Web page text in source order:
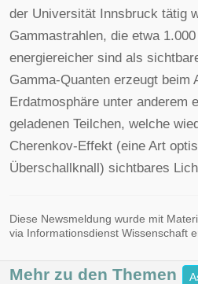
der Universität Innsbruck tätig
Gammastrahlen, die etwa
energiereicher sind als
Gamma-Quanten erzeugt beim
Erdatmosphäre unter anderem
geladenen Teilchen, welche
Cherenkov-Effekt (eine Art
Überschallknall) sichtbares
Diese Newsmeldung wurde mit
via Informationsdienst Wissenschaft
Mehr zu den Themen